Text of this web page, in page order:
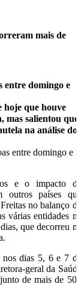
mais de
entre domingo e
hoje que houve
mas salientou que
na análise dos
e o impacto da
outros países que
no balanço da
várias entidades na
que decorreu na
dias 5, 6 e 7 de
geral da Saúde
de mais de 500